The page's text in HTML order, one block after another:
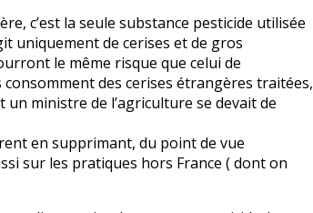
c’est la seule substance pesticide utilisée
uniquement de cerises et de gros
le même risque que celui de
des cerises étrangères traitées,
un ministre de l’agriculture se devait de
en supprimant, du point de vue
sur les pratiques hors France ( dont on